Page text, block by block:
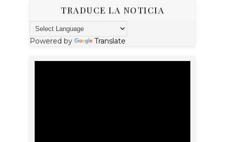
TRADUCE LA NOTICIA
Powered by Translate